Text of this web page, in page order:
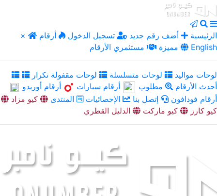
× الرئيسية أضف رقم جديد تسجيل الدخول
أرقام
مميزة
مستثمري الأرقام English
لوحات مواليد لوحات متسلسلة
لوحات مقفولة تكرار
أحدث الأرقام
مطلوب أرقام سيارات
أرقام أوريدو
أرقام فودافون
إتصل بنا الإحصائيات المنتدى
كيو مزاد
كيو كارز
كيو ماركت الدليل القطري